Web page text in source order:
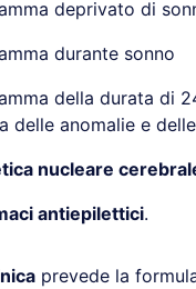
deprivato di
durante sonno
della durata di
delle anomalie e
nucleare
antiepilettici.
prevede la